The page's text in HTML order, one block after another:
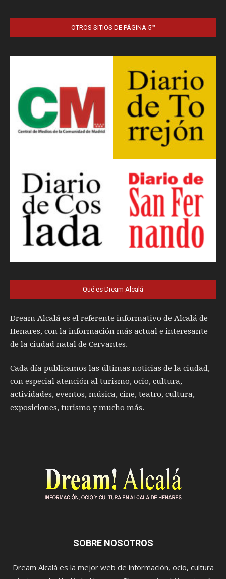
OTROS SITIOS DE PÁGINA 5™
Qué es Dream Alcalá
Dream Alcalá es el referente informativo de Alcalá de
Henares, con la información más actual e interesante
de la ciudad natal de Cervantes.
Cada día publicamos las últimas noticias de la ciudad,
con especial atención al turismo, ocio, cultura,
actividades, eventos, música, cine, teatro, cultura,
exposiciones, turismo y mucho más.
SOBRE NOSOTROS
Dream Alcalá es la mejor web de información, ocio, cultura